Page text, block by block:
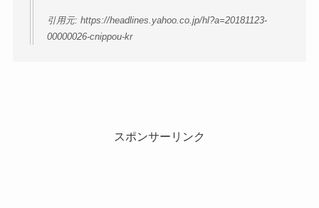
引用元: https://headlines.yahoo.co.jp/hl?a=20181123-
00000026-cnippou-kr
スポンサーリンク